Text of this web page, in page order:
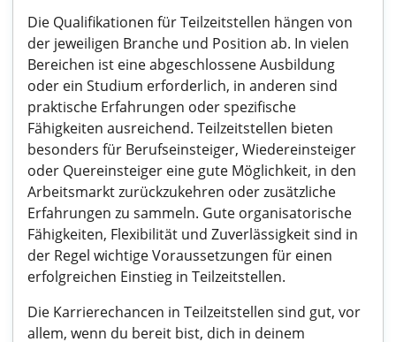
Die Qualifikationen für Teilzeitstellen hängen von
der jeweiligen Branche und Position ab. In vielen
Bereichen ist eine abgeschlossene Ausbildung
oder ein Studium erforderlich, in anderen sind
praktische Erfahrungen oder spezifische
Fähigkeiten ausreichend. Teilzeitstellen bieten
besonders für Berufseinsteiger, Wiedereinsteiger
oder Quereinsteiger eine gute Möglichkeit, in den
Arbeitsmarkt zurückzukehren oder zusätzliche
Erfahrungen zu sammeln. Gute organisatorische
Fähigkeiten, Flexibilität und Zuverlässigkeit sind in
der Regel wichtige Voraussetzungen für einen
erfolgreichen Einstieg in Teilzeitstellen.
Die Karrierechancen in Teilzeitstellen sind gut, vor
allem, wenn du bereit bist, dich in deinem